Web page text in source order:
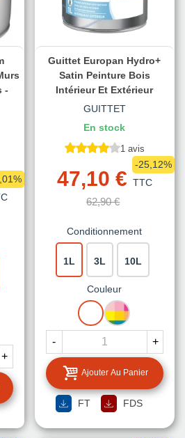
-
+
Guittet Europan Hydro+
Satin Peinture Bois
Intérieur Et Extérieur
GUITTET
En stock
1 avis
47,10 € TTC
62,90 €
-25,12%
Conditionnement
1L 3L 10L
Couleur
BLANCMISE
A
TEINTE
- +
Ajouter Au Panier
FT FDS